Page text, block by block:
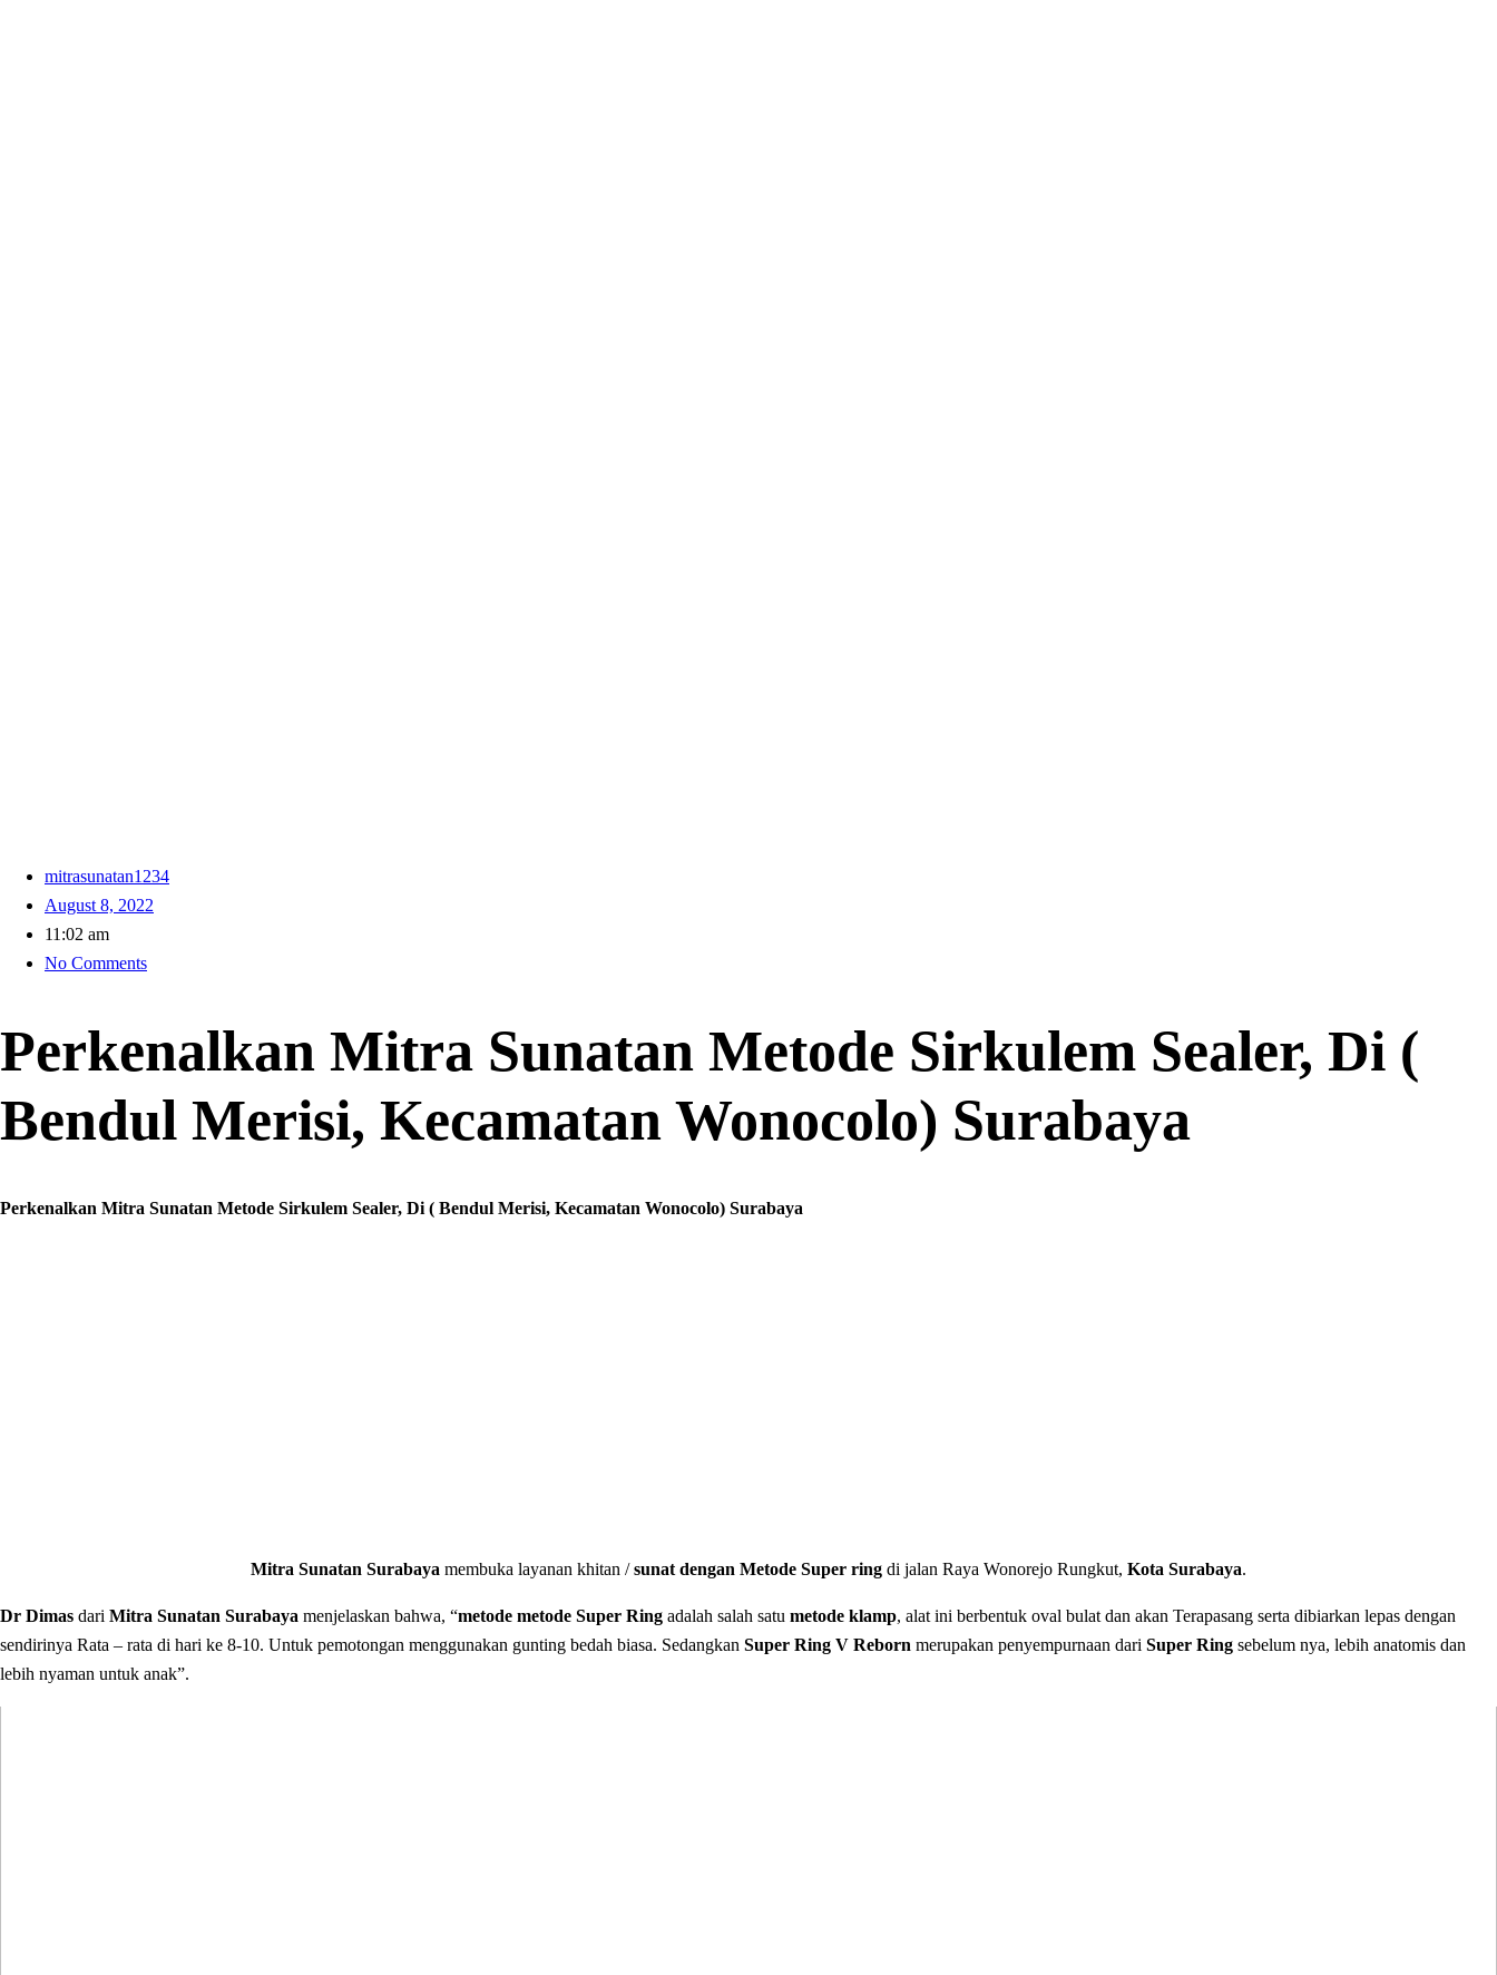
mitrasunatan1234
August 8, 2022
11:02 am
No Comments
Perkenalkan Mitra Sunatan Metode Sirkulem Sealer, Di (
Bendul Merisi, Kecamatan Wonocolo) Surabaya
Perkenalkan Mitra Sunatan Metode Sirkulem Sealer, Di ( Bendul Merisi, Kecamatan Wonocolo) Surabaya
Mitra Sunatan Surabaya membuka layanan khitan /sunat dengan Metode Super ring di jalan Raya Wonorejo Rungkut, Kota Surabaya.
Dr Dimas dari Mitra Sunatan Surabaya menjelaskan bahwa, “metode metode Super Ring adalah salah satu metode klamp, alat ini berbentuk oval bulat dan akan Terapasang serta dibiarkan lepas dengan
sendirinya Rata – rata di hari ke 8-10. Untuk pemotongan menggunakan gunting bedah biasa. Sedangkan Super Ring V Reborn merupakan penyempurnaan dari Super Ring sebelum nya, lebih anatomis dan
lebih nyaman untuk anak”.